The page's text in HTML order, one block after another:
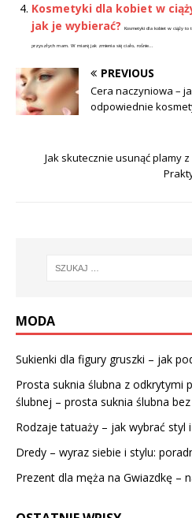
Kosmetyki dla kobiet w
jak je wybierać?
Kosmetyki dla kobiet w ciąży
przyszłych mam. W miarę jak zmienia się ciało, rośnie...
PREVIOUS
Cera naczyniowa –
odpowiednie
Jak skutecznie usunąć plamy
MODA
Sukienki dla figury gruszki – jak
Prosta suknia ślubna z odkrytymi
ślubnej – prosta suknia ślubna
Rodzaje tatuaży – jak wybrać styl
Dredy – wyraz siebie i stylu:
Prezent dla męża na Gwiazdkę –